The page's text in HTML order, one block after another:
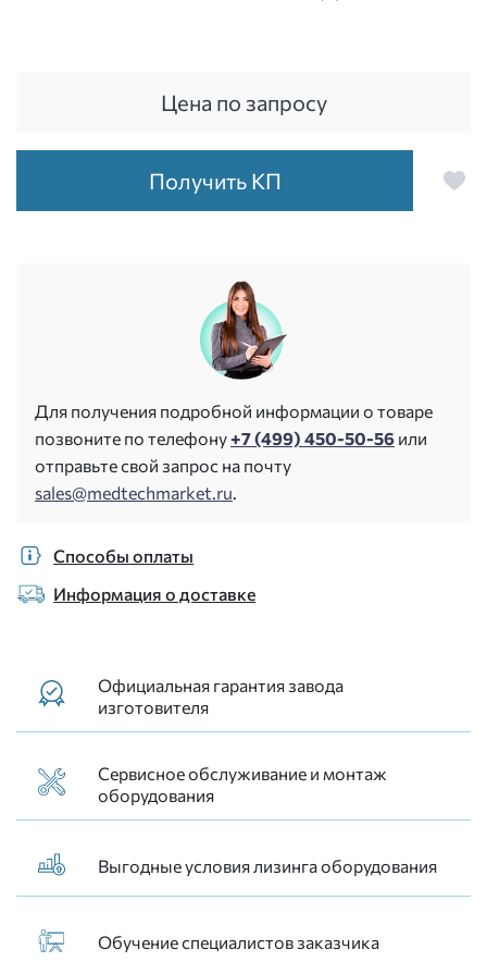
Цена по запросу
Получить КП
Для получения подробной информации о товаре
позвоните по телефону+7 (499) 450-50-56 или
отправьте свой запрос на почту
sales@medtechmarket.ru.
Способы оплаты
Информация о доставке
Официальная гарантия завода
изготовителя
Сервисное обслуживание и монтаж
оборудования
Выгодные условия лизинга оборудования
Обучение специалистов заказчика